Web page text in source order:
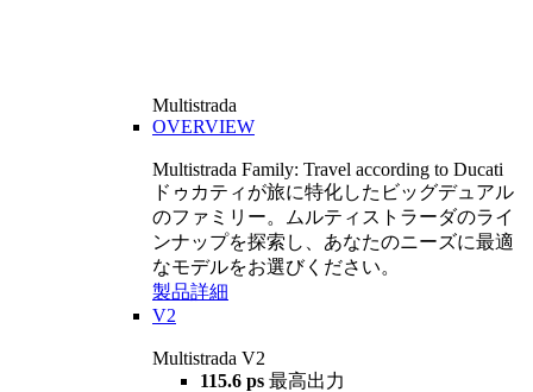
Multistrada
OVERVIEW
Multistrada Family: Travel according to Ducati
ドゥカティが旅に特化したビッグデュアル
のファミリー。ムルティストラーダのライ
ンナップを探索し、あなたのニーズに最適
なモデルをお選びください。
製品詳細
V2
Multistrada V2
115.6 ps 最高出力